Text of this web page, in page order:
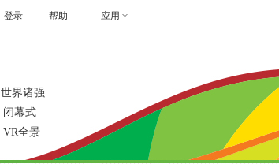
帮助 应用
登录
世界诸强
闭幕式
VR全景